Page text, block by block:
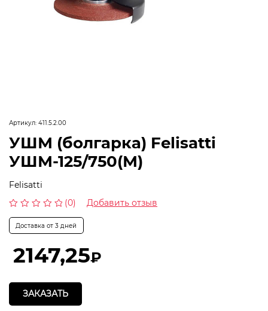
Артикул: 411.5.2.00
УШМ (болгарка) Felisatti
УШМ-125/750(М)
Felisatti
из
(0) Добавить отзыв
Доставка от 3 дней
2147,25₽
ЗАКАЗАТЬ